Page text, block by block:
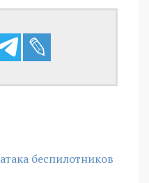
атака беспилотников